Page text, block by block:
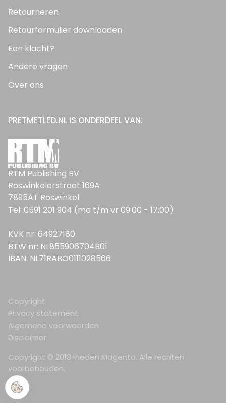
Retourneren
Retourformulier downloaden
Een klacht?
Andere vragen
Over ons
PRETMETLED.NL IS ONDERDEEL VAN:
RTM Publishing BV
Roswinkelerstraat 169A
7895AT Roswinkel
Tel: 0591 201 904 (ma t/m vr 09:00 - 17:00)
KVK nr: 64927180
BTW nr: NL855906704B01
IBAN: NL71RABO0111028566
Copyright © 2013-heden Magento. Alle rechten
voorbehouden.
Copyright
Privacy statement
Algemene voorwaarden
Disclaimer